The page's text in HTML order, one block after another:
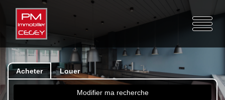
Acheter Louer
Modifier ma recherche